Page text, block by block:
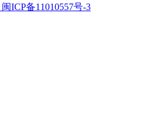
闽ICP备11010557号-3